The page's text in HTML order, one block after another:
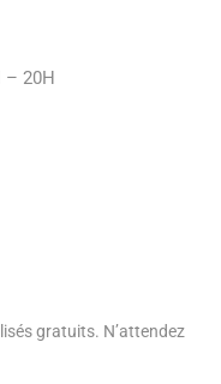
– 20H
gratuits. N’attendez